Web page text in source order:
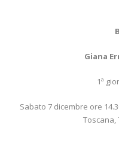
Giana
1ª
Sabato 7 dicembre ore
Toscana,